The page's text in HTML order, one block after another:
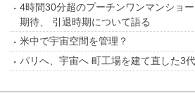
4時間30分超のプーチンワンマンショ
期待、 引退時期について語る
米中で宇宙空間を管理？
パリへ、宇宙へ 町工場を建て直した3